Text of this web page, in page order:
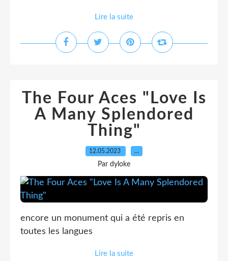
Lire la suite
The Four Aces "Love Is
A Many Splendored
Thing"
12.05.2023 …
Par dyloke
encore un monument qui a été repris en
toutes les langues
Lire la suite